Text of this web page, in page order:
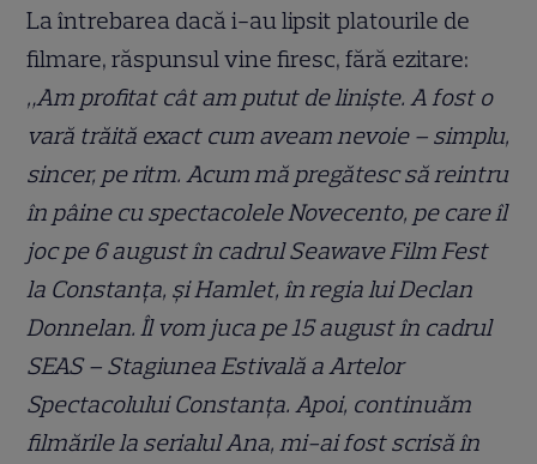
La întrebarea dacă i-au lipsit platourile de
filmare, răspunsul vine firesc, fără ezitare:
„Am profitat cât am putut de liniște. A fost o
vară trăită exact cum aveam nevoie – simplu,
sincer, pe ritm. Acum mă pregătesc să reintru
în pâine cu spectacolele Novecento, pe care îl
joc pe 6 august în cadrul Seawave Film Fest
la Constanța, și Hamlet, în regia lui Declan
Donnelan. Îl vom juca pe 15 august în cadrul
SEAS – Stagiunea Estivală a Artelor
Spectacolului Constanța. Apoi, continuăm
filmările la serialul Ana, mi-ai fost scrisă în